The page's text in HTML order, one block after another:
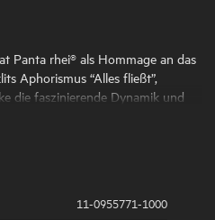
Panta rhei® als Hommage an das
Aphorismus “Alles fließt”,
die faszinierende Dynamik und
Runde und ovale Formen
uns gefeiert zu werden.
11-0955771-1000